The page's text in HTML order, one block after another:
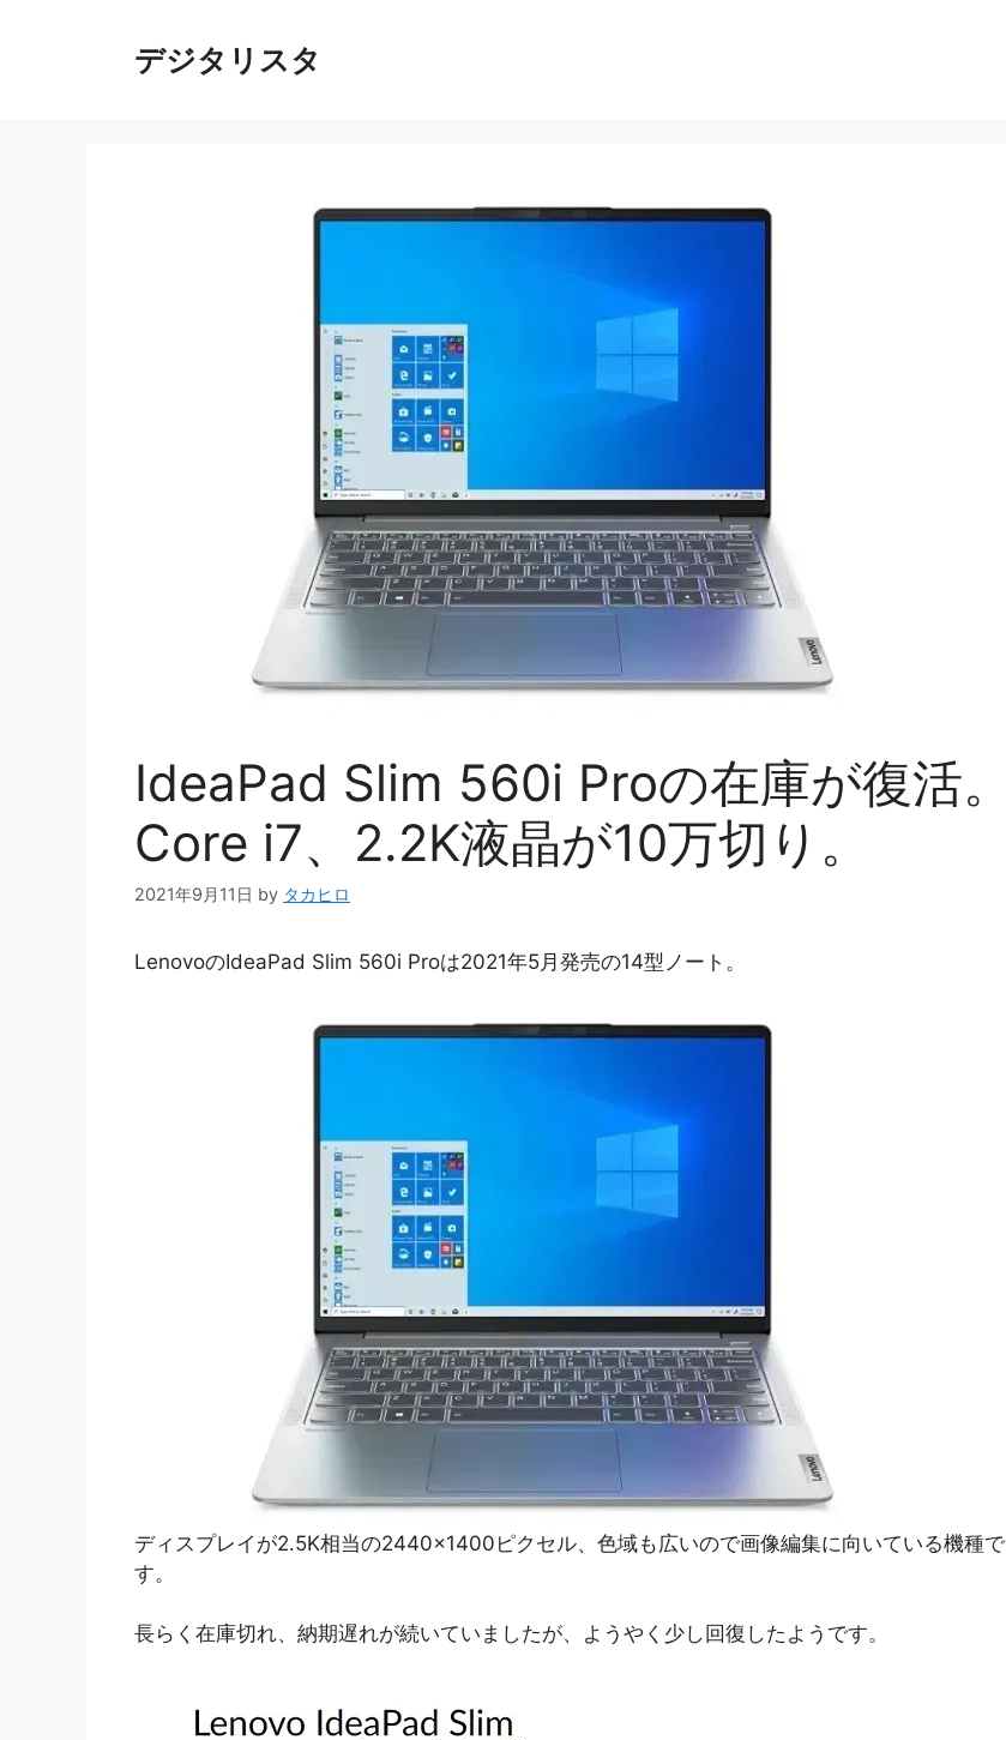
デジタリスタ
IdeaPad Slim 560i Proの在庫が復活。
Core i7、2.2K液晶が10万切り。
2021年9月11日 by タカヒロ
LenovoのIdeaPad Slim 560i Proは2021年5月発売の14型ノート。
ディスプレイが2.5K相当の2440×1400ピクセル、色域も広いので画像編集に向いている機種で
す。
長らく在庫切れ、納期遅れが続いていましたが、ようやく少し回復したようです。